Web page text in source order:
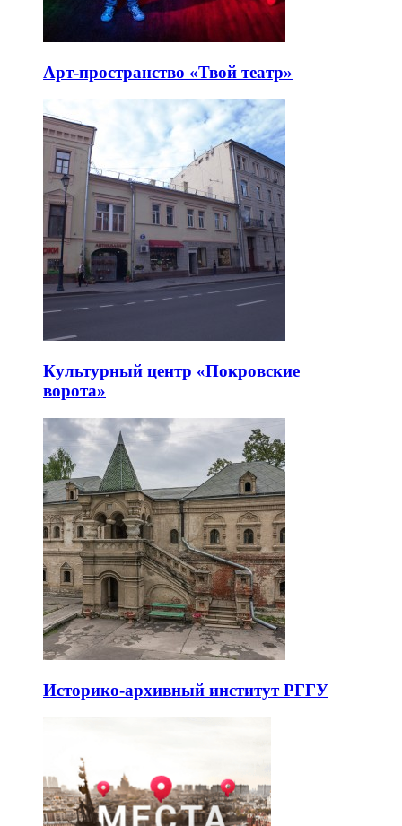
Арт-пространство «Твой театр»
Культурный центр «Покровские
ворота»
Историко-архивный институт РГГУ